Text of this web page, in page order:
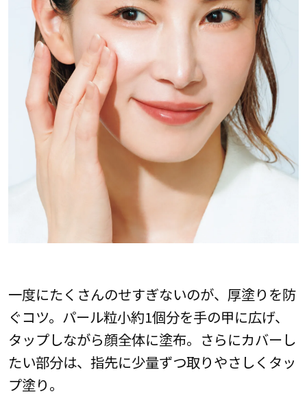
一度にたくさんのせすぎないのが、厚塗りを防
ぐコツ。パール粒小約1個分を手の甲に広げ、
タップしながら顔全体に塗布。さらにカバーし
たい部分は、指先に少量ずつ取りやさしくタッ
プ塗り。